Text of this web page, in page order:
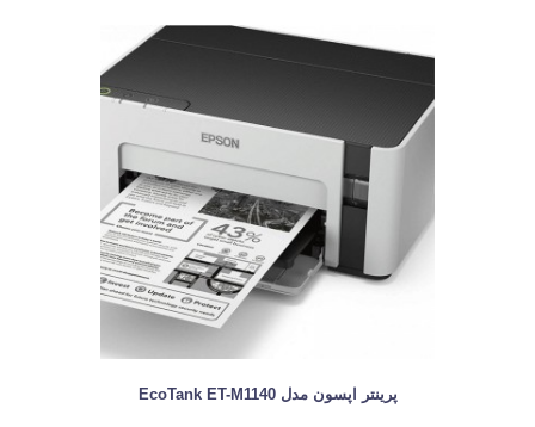
پرینتر اپسون مدل EcoTank ET-M1140